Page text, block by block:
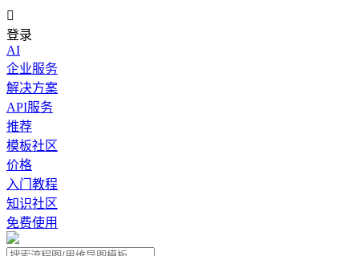

登录
AI
企业服务
解决方案
API服务
推荐
模板社区
价格
入门教程
知识社区
免费使用